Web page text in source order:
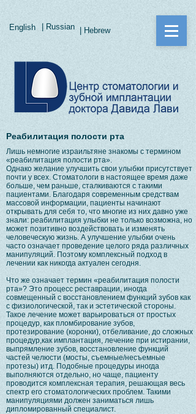
English | Russian | Hebrew
Реабилитация полости рта
Лишь немногие израильтяне знакомы с термином
«реабилитация полости рта».
Однако желание улучшить свои улыбки присутствует
почти у всех. Стоматологи в настоящее время даже
больше, чем раньше, сталкиваются с такими
пациентами. Благодаря современным средствам
массовой информации, пациенты начинают
открывать для себя то, что многие из них давно уже
знали: реабилитация улыбки не только возможна, но
может позитивно воздействовать и изменять
человеческую жизнь. А улучшение улыбки очень
часто означает проведение целого ряда различных
манипуляций. Поэтому комплексный подход в
лечении как никогда актуален сегодня.
Что же означает термин «реабилитация полости
рта»? Это процесс реставрации, иногда
совмещенный с восстановлением функций зубов как
с физиологической, так и эстетической стороны.
Такое лечение может варьироваться от простых
процедур, как пломбирование зубов,
протезирование (коронки), отбеливание, до сложных
процедур,как имплантация, лечение при истирании,
выпрямление зубов, восстановление функций
частей челюсти (мосты, съемные/несъемные
протезы) итд. Подобные процедуры иногда
выполняются отдельно, но чаще, пациенту
проводится комплексная терапия, решающая весь
спектр его стоматологических проблем. Такими
манипуляциями должен заниматься лишь
дипломированный специалист.